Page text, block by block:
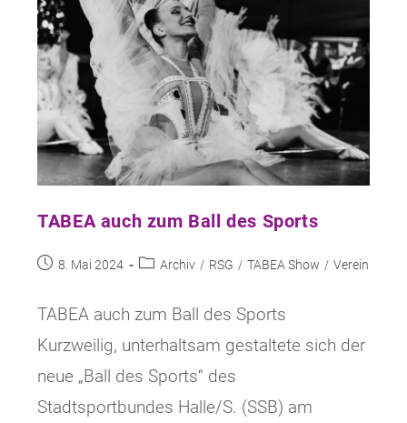
TABEA auch zum Ball des Sports
Beitrag8. Mai 2024
Beitrags-
Archiv / RSG / TABEA Show / Verein
TABEA auch zum Ball des Sports
Kurzweilig, unterhaltsam gestaltete sich der
neue „Ball des Sports“ des
Stadtsportbundes Halle/S. (SSB) am